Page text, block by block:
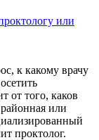
или
к какому врачу
от того, каков
или
проктолог.